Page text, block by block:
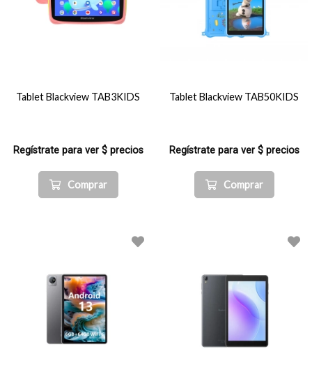
Tablet Blackview TAB3KIDS
Regístrate para ver $ precios
Comprar
Tablet Blackview TAB50KIDS
Regístrate para ver $ precios
Comprar